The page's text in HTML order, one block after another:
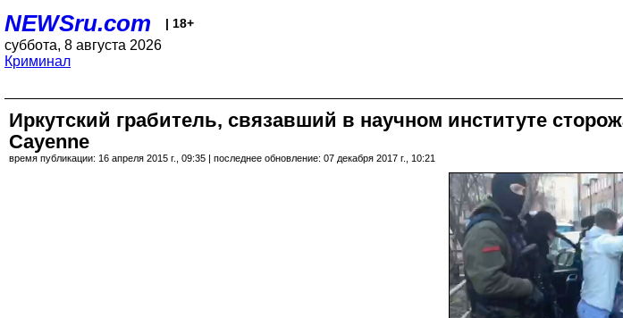
NEWSru.com | 18+
суббота, 8 августа 2026
Криминал
Иркутский грабитель, связавший в научном институте
Cayenne
время публикации: 16 апреля 2015 г., 09:35 | последнее обновление: 07 декабря 2017 г., 10:21